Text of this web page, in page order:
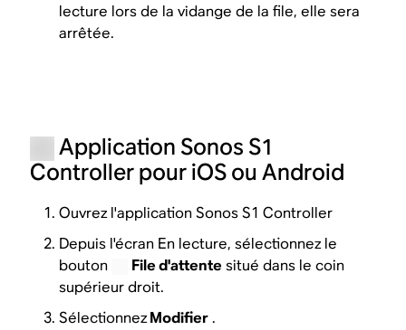
lecture lors de la vidange de la file, elle sera
arrêtée.
Application Sonos S1
Controller pour iOS ou Android
Ouvrez l'application Sonos S1 Controller
Depuis l'écran En lecture, sélectionnez le
bouton
File d'attente situé dans le coin
supérieur droit.
SélectionnezModifier.